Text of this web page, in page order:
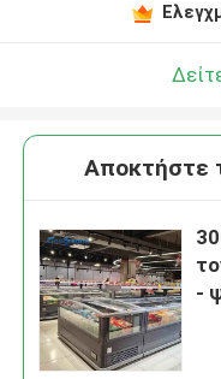
Αποκτήστε
-